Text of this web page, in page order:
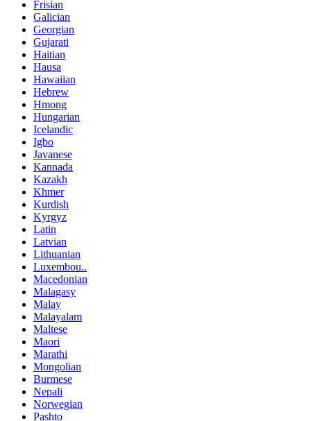
Frisian
Galician
Georgian
Gujarati
Haitian
Hausa
Hawaiian
Hebrew
Hmong
Hungarian
Icelandic
Igbo
Javanese
Kannada
Kazakh
Khmer
Kurdish
Kyrgyz
Latin
Latvian
Lithuanian
Luxembou..
Macedonian
Malagasy
Malay
Malayalam
Maltese
Maori
Marathi
Mongolian
Burmese
Nepali
Norwegian
Pashto